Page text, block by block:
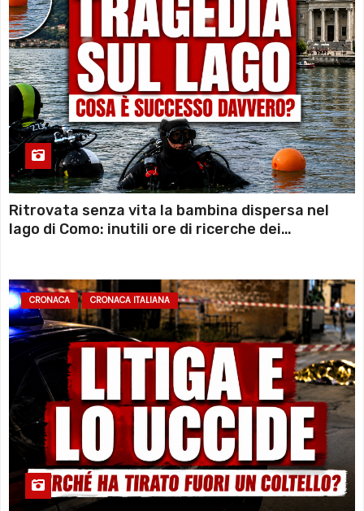
Ritrovata senza vita la bambina dispersa nel
lago di Como: inutili ore di ricerche dei
CRONACA CRONACA ITALIANA